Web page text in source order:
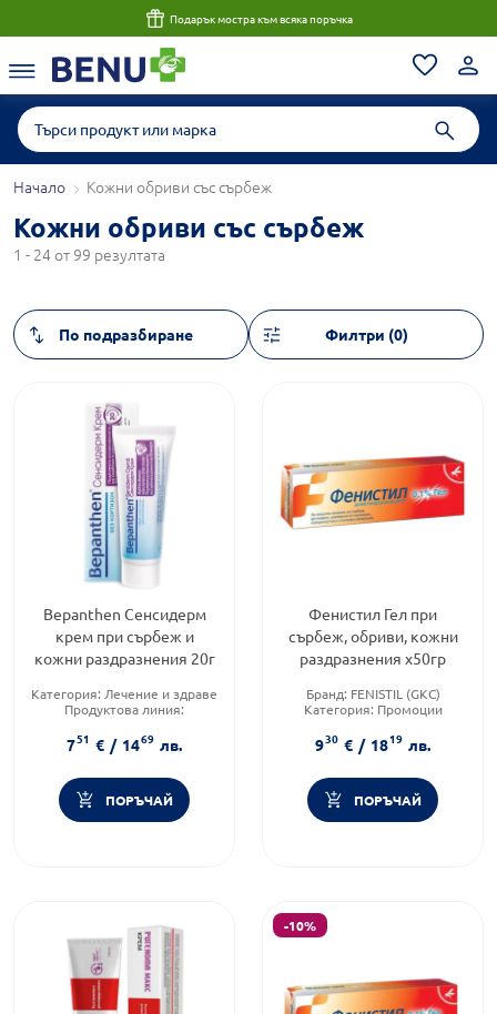
Подарък мостра към всяка поръчка
Начало Кожни обриви със сърбеж
Кожни обриви със сърбеж
1 - 24 от 99 резултата
Филтри (0)
Bepanthen Сенсидерм
крем при сърбеж и
кожни раздразнения 20г
Категория: Лечение и здраве
Продуктова линия:
Форма на продукта:крем
751 € / 1469 лв.
ПОРЪЧАЙ
Фенистил Гел при
сърбеж, обриви, кожни
раздразнения х50гр
Бранд: FENISTIL (GKC)
Категория: Промоции
930 € / 1819 лв.
ПОРЪЧАЙ
-10%